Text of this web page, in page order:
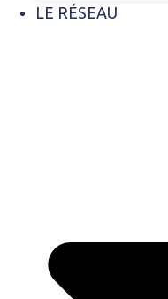
LE RÉSEAU